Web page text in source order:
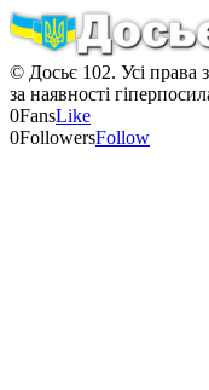
© Досьє 102. Усі права
за наявності
0FansLike
0FollowersFollow